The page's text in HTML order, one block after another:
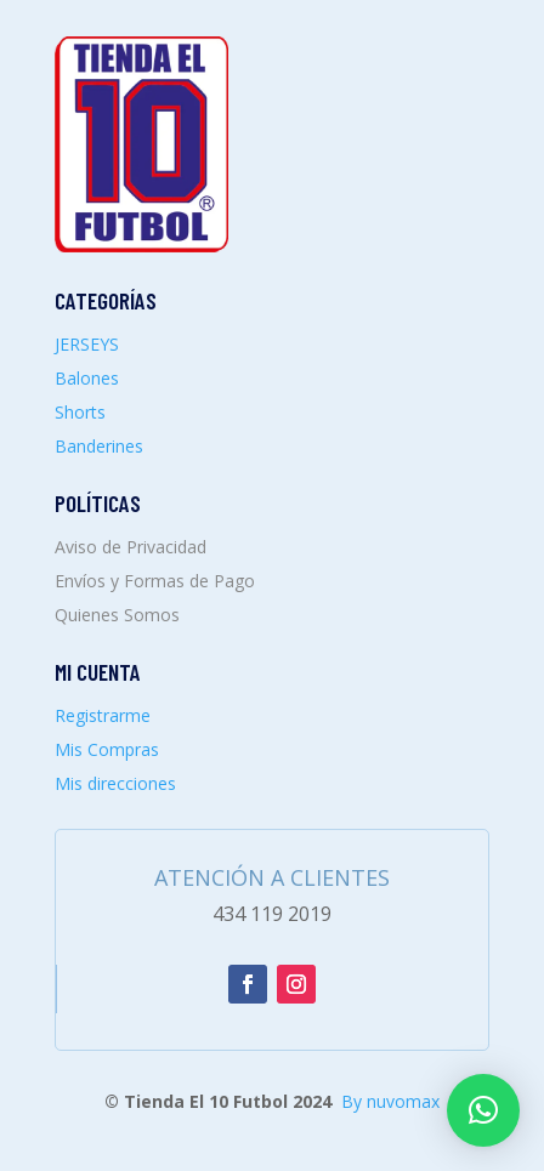
CATEGORÍAS
JERSEYS
Balones
Shorts
Banderines
POLÍTICAS
Aviso de Privacidad
Envíos y Formas de Pago
Quienes Somos
MI CUENTA
Registrarme
Mis Compras
Mis direcciones
ATENCIÓN A CLIENTES
434 119 2019
© Tienda El 10 Futbol 2024 By nuvomax